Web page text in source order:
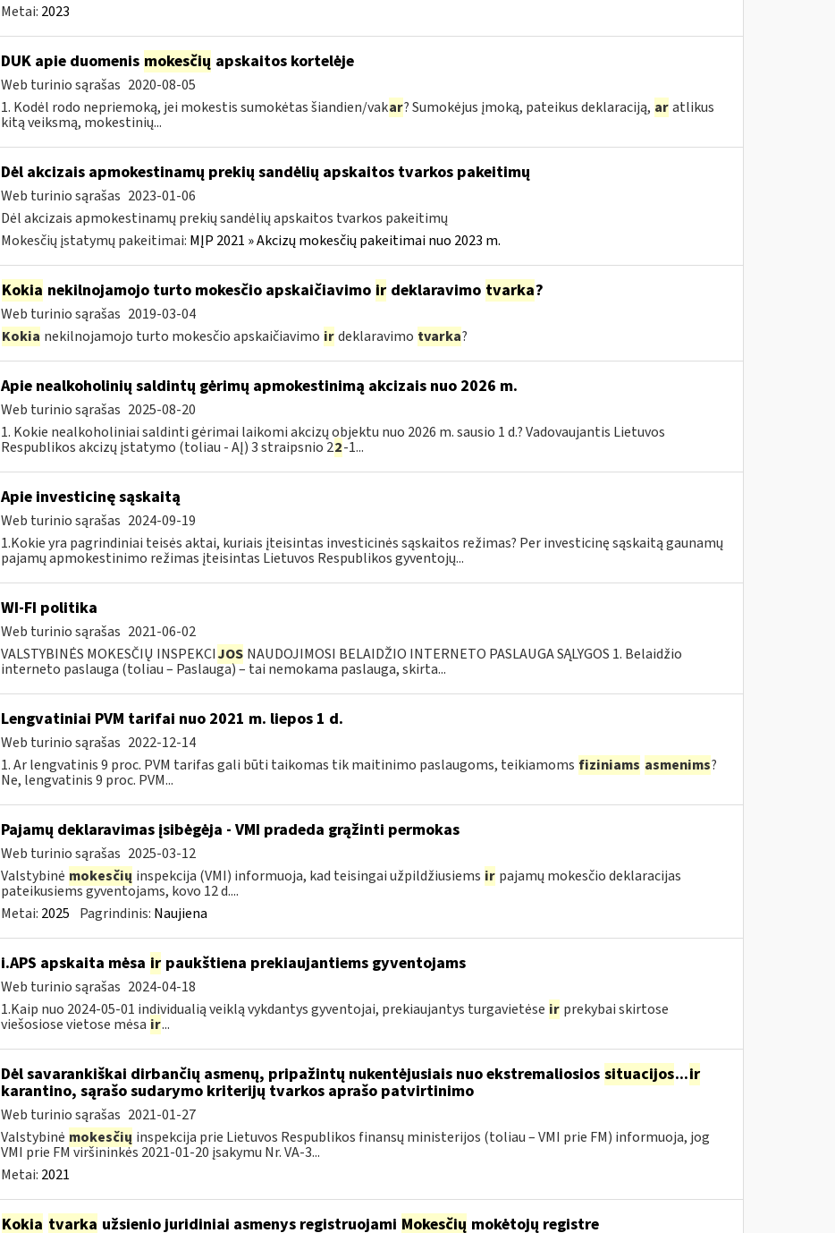
Metai: 2023
DUK apie duomenis mokesčių apskaitos kortelėje
Web turinio sąrašas 2020-08-05
1. Kodėl rodo nepriemoką, jei mokestis sumokėtas šiandien/vakar? Sumokėjus įmoką, pateikus deklaraciją, ar atlikus
kitą veiksmą, mokestinių...
Dėl akcizais apmokestinamų prekių sandėlių apskaitos tvarkos pakeitimų
Web turinio sąrašas 2023-01-06
Dėl akcizais apmokestinamų prekių sandėlių apskaitos tvarkos pakeitimų
Mokesčių įstatymų pakeitimai: MĮP 2021 » Akcizų mokesčių pakeitimai nuo 2023 m.
Kokia nekilnojamojo turto mokesčio apskaičiavimo irdeklaravimo tvarka?
Web turinio sąrašas 2019-03-04
Kokia nekilnojamojo turto mokesčio apskaičiavimo ir deklaravimo tvarka?
Apie nealkoholinių saldintų gėrimų apmokestinimą akcizais nuo 2026 m.
Web turinio sąrašas 2025-08-20
1. Kokie nealkoholiniai saldinti gėrimai laikomi akcizų objektu nuo 2026 m. sausio 1 d.? Vadovaujantis Lietuvos
Respublikos akcizų įstatymo (toliau - AĮ) 3 straipsnio 22-1...
Apie investicinę sąskaitą
Web turinio sąrašas 2024-09-19
1.Kokie yra pagrindiniai teisės aktai, kuriais įteisintas investicinės sąskaitos režimas? Per investicinę sąskaitą gaunamų
pajamų apmokestinimo režimas įteisintas Lietuvos Respublikos gyventojų...
WI-FI politika
Web turinio sąrašas 2021-06-02
VALSTYBINĖS MOKESČIŲ INSPEKCIJOS NAUDOJIMOSI BELAIDŽIO INTERNETO PASLAUGA SĄLYGOS 1. Belaidžio
interneto paslauga (toliau – Paslauga) – tai nemokama paslauga, skirta...
Lengvatiniai PVM tarifai nuo 2021 m. liepos 1 d.
Web turinio sąrašas 2022-12-14
1. Ar lengvatinis 9 proc. PVM tarifas gali būti taikomas tik maitinimo paslaugoms, teikiamoms fiziniams asmenims?
Ne, lengvatinis 9 proc. PVM...
Pajamų deklaravimas įsibėgėja - VMI pradeda grąžinti permokas
Web turinio sąrašas 2025-03-12
Valstybinė mokesčių inspekcija (VMI) informuoja, kad teisingai užpildžiusiems ir pajamų mokesčio deklaracijas
pateikusiems gyventojams, kovo 12 d....
Metai: 2025 Pagrindinis: Naujiena
i.APS apskaita mėsa irpaukštiena prekiaujantiems gyventojams
Web turinio sąrašas 2024-04-18
1.Kaip nuo 2024-05-01 individualią veiklą vykdantys gyventojai, prekiaujantys turgavietėse ir prekybai skirtose
viešosiose vietose mėsa ir...
Dėl savarankiškai dirbančių asmenų, pripažintų nukentėjusiais nuo ekstremaliosios situacijos...ir
karantino, sąrašo sudarymo kriterijų tvarkos aprašo patvirtinimo
Web turinio sąrašas 2021-01-27
Valstybinė mokesčių inspekcija prie Lietuvos Respublikos finansų ministerijos (toliau – VMI prie FM) informuoja, jog
VMI prie FM viršininkės 2021-01-20 įsakymu Nr. VA-3...
Metai: 2021
Kokia tvarka užsienio juridiniai asmenys registruojami Mokesčių mokėtojų registre